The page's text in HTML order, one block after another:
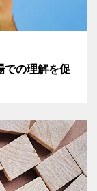
での理解を促